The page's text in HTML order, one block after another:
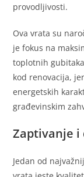
provodljivosti.
Ova vrata su
je fokus na
toplotnih
kod renovacija,
energetskih
građevinskim
Zaptivanje
Jedan od